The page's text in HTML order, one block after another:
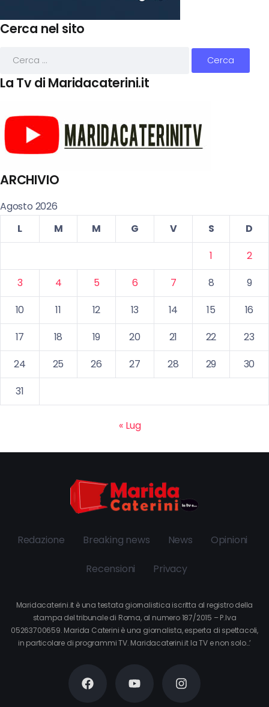
Cerca nel sito
La Tv di Maridacaterini.it
ARCHIVIO
Agosto 2026
L
M M G V S
D
1
2
3
4 5 6 7 8
9
10
11 12 13 14 15
16
17
18 19 20 21 22
23
24
25 26 27 28 29
30
31
« Lug
Redazione Breaking news News Opinioni
Recensioni Privacy
Maridacaterini.it è una testata giornalistica iscritta al registro della
stampa del tribunale di Roma, al numero 187/2015 – P.Iva
05263700659. Marida Caterini è una giornalista, esperta di spettacoli,
in particolare di programmi TV. Maridacaterini.it la TV e non solo…’